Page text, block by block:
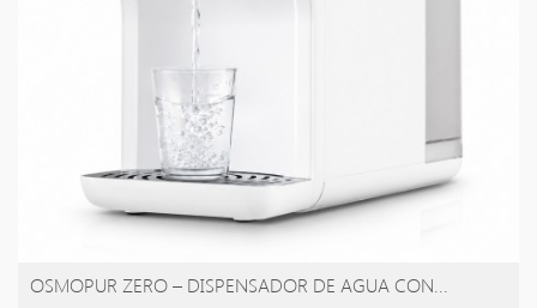
AÑADIR A LA CESTA
OSMOPUR ZERO – DISPENSADOR DE AGUA CON...